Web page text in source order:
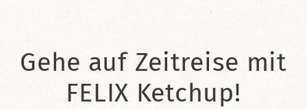
Gehe auf Zeitreise mit
FELIX Ketchup!